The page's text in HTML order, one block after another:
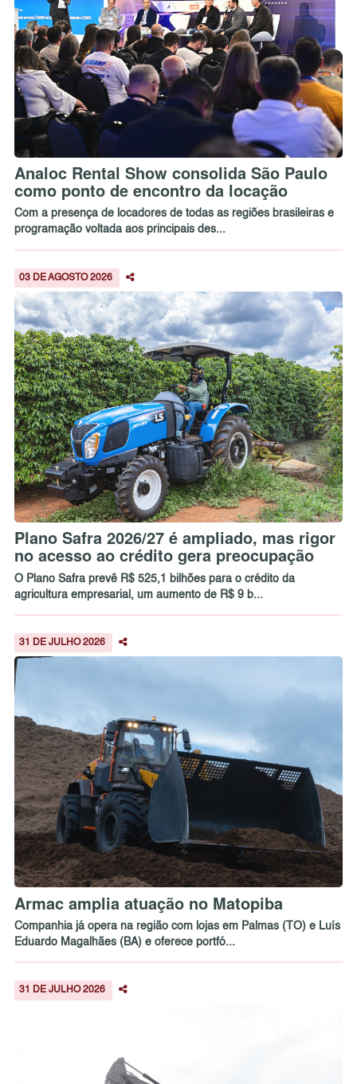
Analoc Rental Show consolida São Paulo
como ponto de encontro da locação
Com a presença de locadores de todas as regiões brasileiras e
programação voltada aos principais des...
03 DE AGOSTO 2026
Plano Safra 2026/27 é ampliado, mas rigor
no acesso ao crédito gera preocupação
O Plano Safra prevê R$ 525,1 bilhões para o crédito da
agricultura empresarial, um aumento de R$ 9 b...
31 DE JULHO 2026
Armac amplia atuação no Matopiba
Companhia já opera na região com lojas em Palmas (TO) e Luís
Eduardo Magalhães (BA) e oferece portfó...
31 DE JULHO 2026